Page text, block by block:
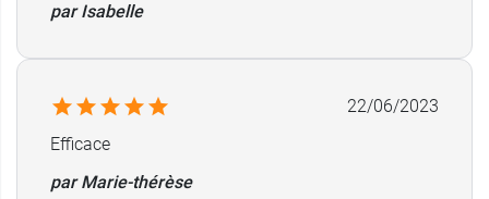
par Isabelle
22/06/2023
Efficace
par Marie-thérèse